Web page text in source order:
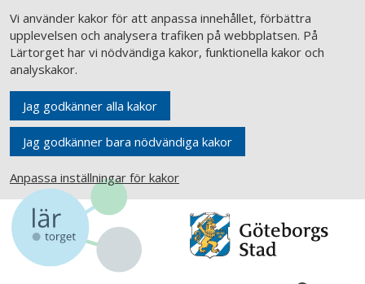
Vi använder kakor för att anpassa innehållet, förbättra
upplevelsen och analysera trafiken på webbplatsen. På
Lärtorget har vi nödvändiga kakor, funktionella kakor och
analyskakor.
Jag godkänner alla kakor
Jag godkänner bara nödvändiga kakor
Anpassa inställningar för kakor